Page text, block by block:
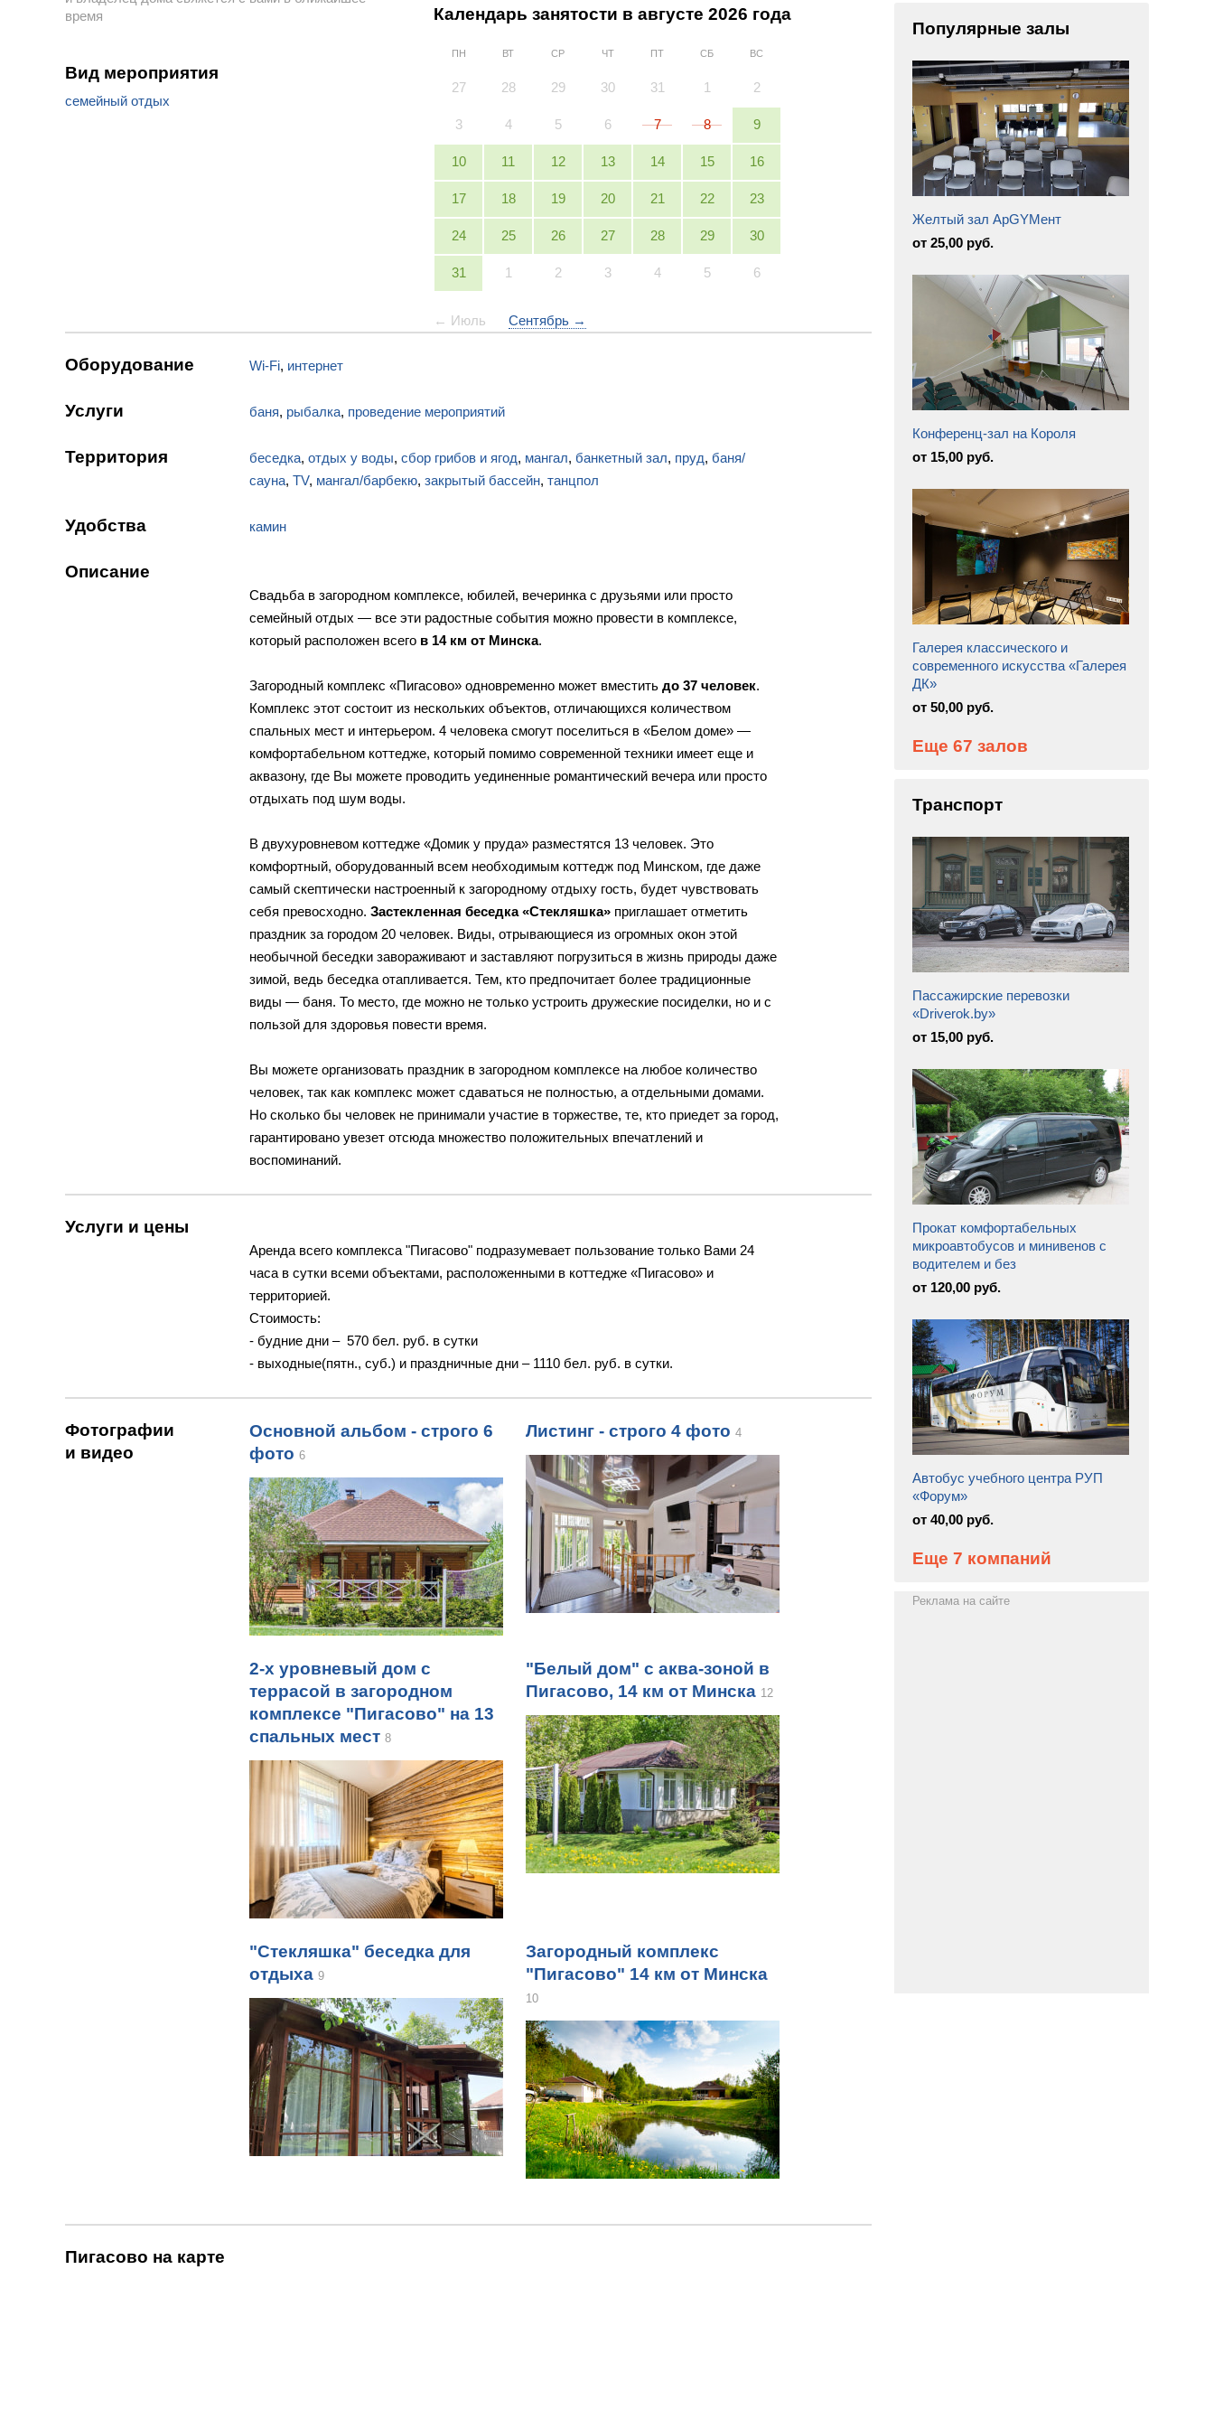
время
Вид мероприятия
семейный отдых
Календарь занятости в августе 2026 года
← Июль Сентябрь →
ПН ВТ СР ЧТ ПТ СБ ВС
27 28 29 30 31 1 2
3 4 5 6 7 8 9
10 11 12 13 14 15 16
17 18 19 20 21 22 23
24 25 26 27 28 29 30
31 1 2 3 4 5 6
Оборудование Wi-Fi, интернет
Услуги баня, рыбалка, проведение мероприятий
Территория беседка, отдых у воды, сбор грибов и ягод, мангал, банкетный зал, пруд, баня/
сауна, TV, мангал/барбекю, закрытый бассейн, танцпол
Удобства камин
Описание
Свадьба в загородном комплексе, юбилей, вечеринка с друзьями или просто
семейный отдых — все эти радостные события можно провести в комплексе,
который расположен всего в 14 км от Минска.
Загородный комплекс «Пигасово» одновременно может вместить до 37 человек.
Комплекс этот состоит из нескольких объектов, отличающихся количеством
спальных мест и интерьером. 4 человека смогут поселиться в «Белом доме» —
комфортабельном коттедже, который помимо современной техники имеет еще и
аквазону, где Вы можете проводить уединенные романтический вечера или просто
отдыхать под шум воды.
В двухуровневом коттедже «Домик у пруда» разместятся 13 человек. Это
комфортный, оборудованный всем необходимым коттедж под Минском, где даже
самый скептически настроенный к загородному отдыху гость, будет чувствовать
себя превосходно. Застекленная беседка «Стекляшка» приглашает отметить
праздник за городом 20 человек. Виды, отрывающиеся из огромных окон этой
необычной беседки завораживают и заставляют погрузиться в жизнь природы даже
зимой, ведь беседка отапливается. Тем, кто предпочитает более традиционные
виды — баня. То место, где можно не только устроить дружеские посиделки, но и с
пользой для здоровья повести время.
Вы можете организовать праздник в загородном комплексе на любое количество
человек, так как комплекс может сдаваться не полностью, а отдельными домами.
Но сколько бы человек не принимали участие в торжестве, те, кто приедет за город,
гарантировано увезет отсюда множество положительных впечатлений и
воспоминаний.
Услуги и цены
Аренда всего комплекса "Пигасово" подразумевает пользование только Вами 24
часа в сутки всеми объектами, расположенными в коттедже «Пигасово» и
территорией.
Стоимость:
- будние дни – 570 бел. руб. в сутки
- выходные(пятн., суб.) и праздничные дни – 1110 бел. руб. в сутки.
Фотографии
и видео
Основной альбом - строго 6
фото 6
Листинг - строго 4 фото 4
2-х уровневый дом с
террасой в загородном
комплексе "Пигасово" на 13
спальных мест 8
"Белый дом" с аква-зоной в
Пигасово, 14 км от Минска 12
"Стекляшка" беседка для
отдыха 9
Загородный комплекс
"Пигасово" 14 км от Минска
10
Пигасово на карте
Популярные залы
Желтый зал АрGYMент
от 25,00 руб.
Конференц-зал на Короля
от 15,00 руб.
Галерея классического и
современного искусства «Галерея
ДК»
от 50,00 руб.
Еще 67 залов
Транспорт
Пассажирские перевозки
«Driverok.by»
от 15,00 руб.
Прокат комфортабельных
микроавтобусов и минивенов с
водителем и без
от 120,00 руб.
Автобус учебного центра РУП
«Форум»
от 40,00 руб.
Еще 7 компаний
Реклама на сайте